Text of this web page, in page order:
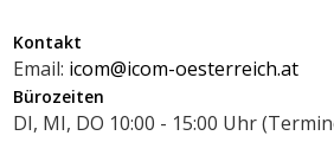
Kontakt
Email: icom@icom-oesterreich.at
Bürozeiten
DI, MI, DO 10:00 - 15:00 Uhr